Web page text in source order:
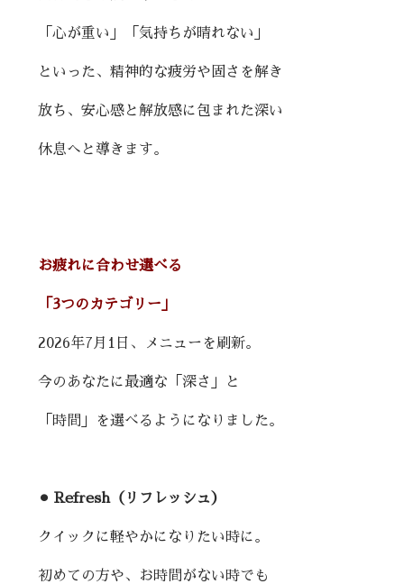
「心が重い」「気持ちが晴れない」
といった、精神的な疲労や固さを解き
放ち、安心感と解放感に包まれた深い
休息へと導きます。
お疲れに合わせ選べる
「3つのカテゴリー」
2026年7月1日、メニューを刷新。
今のあなたに最適な「深さ」と
「時間」を選べるようになりました。
⚫︎ Refresh（リフレッシュ）
クイックに軽やかになりたい時に。
初めての方や、お時間がない時でも